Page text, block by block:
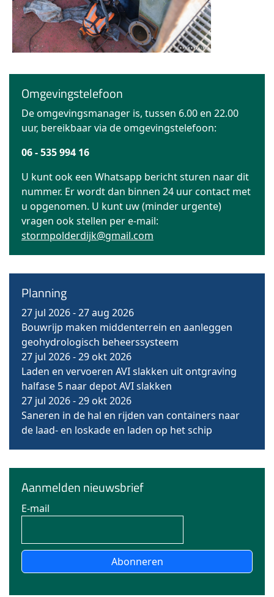
Omgevingstelefoon
De omgevingsmanager is, tussen 6.00 en 22.00
uur, bereikbaar via de omgevingstelefoon:
06 - 535 994 16
U kunt ook een Whatsapp bericht sturen naar dit
nummer. Er wordt dan binnen 24 uur contact met
u opgenomen. U kunt uw (minder urgente)
vragen ook stellen per e-mail:
stormpolderdijk@gmail.com
Planning
27 jul 2026-27 aug 2026
Bouwrijp maken middenterrein en aanleggen
geohydrologisch beheerssysteem
27 jul 2026-29 okt 2026
Laden en vervoeren AVI slakken uit ontgraving
halfase 5 naar depot AVI slakken
27 jul 2026-29 okt 2026
Saneren in de hal en rijden van containers naar
de laad- en loskade en laden op het schip
Aanmelden nieuwsbrief
E-mail
Abonneren